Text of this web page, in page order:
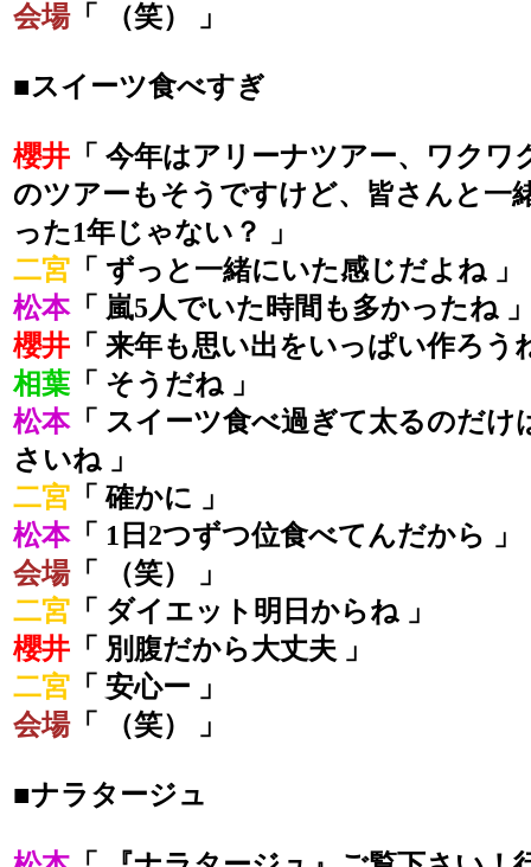
会場「 （笑） 」
■スイーツ食べすぎ
櫻井 「 今年はアリーナツアー、ワクワ
のツアーもそうですけど、皆さんと一
った1年じゃない？ 」
二宮 「 ずっと一緒にいた感じだよね 」
松本「 嵐5人でいた時間も多かったね
櫻井 「 来年も思い出をいっぱい作ろう
相葉 「 そうだね 」
松本「 スイーツ食べ過ぎて太るのだけ
さいね 」
二宮 「 確かに 」
松本「 1日2つずつ位食べてんだから 」
会場「 （笑） 」
二宮 「 ダイエット明日からね 」
櫻井 「 別腹だから大丈夫 」
二宮 「 安心ー 」
会場「 （笑） 」
■ナラタージュ